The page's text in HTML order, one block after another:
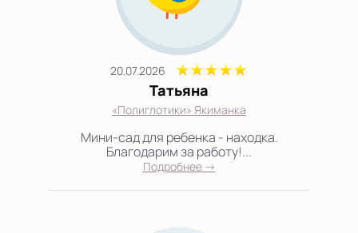
20.07.2026
Татьяна
«Полиглотики» Якиманка
Мини-сад для ребенка - находка.
Благодарим за работу!...
Подробнее →